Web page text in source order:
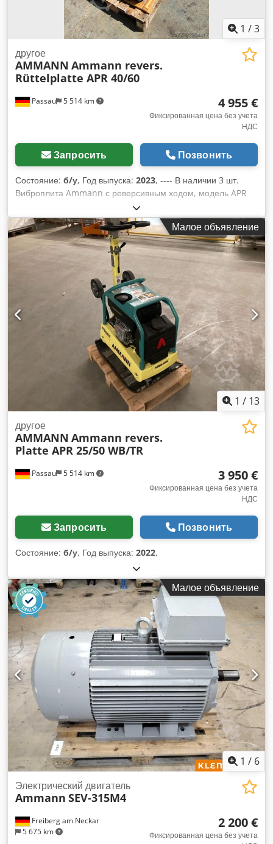
1 /3
Passau 5 514 km
другое
AMMANN Ammann revers.
Rüttelplatte APR 40/60
4 955 €
Фиксированная цена без учета
НДС
Запросить Позвонить
Состояние: б/у, Год выпуска: 2023, ---- В наличии 3 шт.
Виброплита Ammann с реверсивным ходом, модель APR
40/60 Инв. номер: 100563147 Crodpfxezkzzbs Afhef Год
выпуска: 2023 Виброплита Ammann с реверсивным ходом,
модель APR 40/60 Инв. номер: 100563148 Год выпуска:
2023 Технические характеристики: Двигатель: Hatz /
дизельный Масса машины: 284 кг Ширина уплотнения: 600
Малое объявление
1 / 13
Passau 5 514 km
другое
AMMANN Ammann revers.
Platte APR 25/50 WB/TR
3 950 €
Фиксированная цена без учета
НДС
Запросить Позвонить
Состояние: б/у, Год выпуска: 2022,
Малое объявление
1 / 6
Freiberg am Neckar
5 675 km
Электрический двигатель
Ammann SEV-315M4
2 200 €
Фиксированная цена без учета